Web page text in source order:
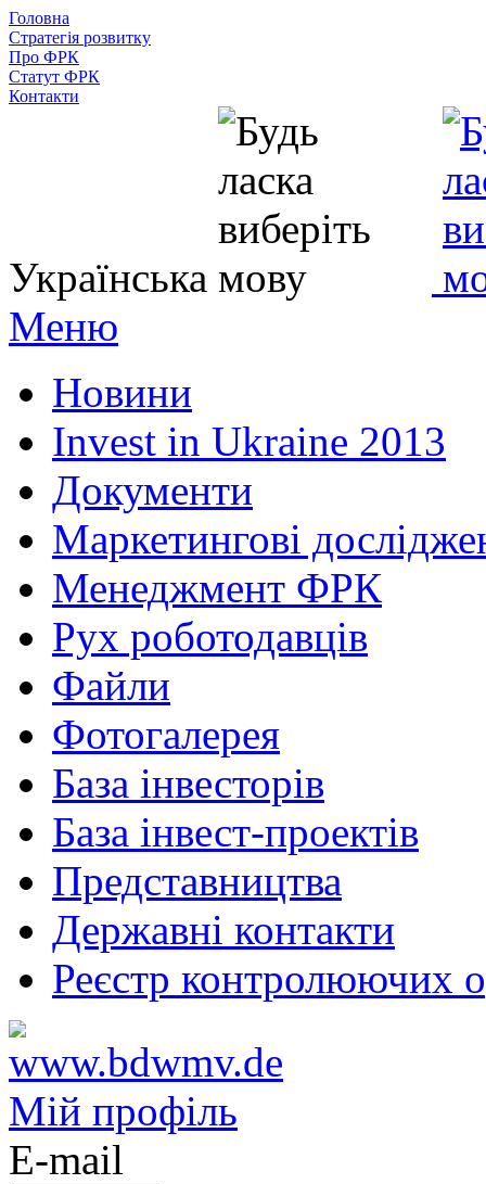
Головна
Стратегія розвитку
Про ФРК
Статут ФРК
Контакти
Українська
Меню
Новини
Invest in Ukraine 2013
Документи
Маркетингові
Менеджмент ФРК
Рух роботодавців
Файли
Фотогалерея
База інвесторів
База інвест-проектів
Представництва
Державні контакти
Реєстр контролюючих
Мій профіль
E-mail